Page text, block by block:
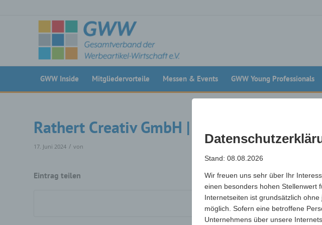
GWW Inside Mitgliedervorteile Messen & Events GWW Young Professionals
Rathert Creativ GmbH | Hamburg (20359)
17. Juni 2024 / von
Eintrag teilen
Stand: 08.08.2026
Wir freuen uns sehr über Ihr
einen besonders hohen Stellenwert
Internetseiten ist grundsätzlich
möglich. Sofern eine betroffene
Unternehmens über unsere